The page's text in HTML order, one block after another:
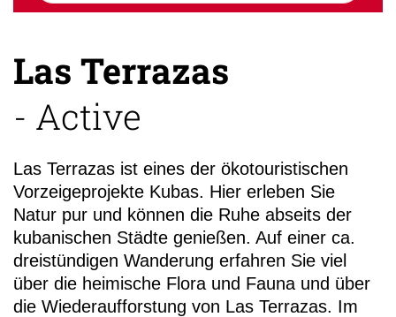
Las Terrazas
- Active
Las Terrazas ist eines der ökotouristischen
Vorzeigeprojekte Kubas. Hier erleben Sie
Natur pur und können die Ruhe abseits der
kubanischen Städte genießen. Auf einer ca.
dreistündigen Wanderung erfahren Sie viel
über die heimische Flora und Fauna und über
die Wiederaufforstung von Las Terrazas. Im